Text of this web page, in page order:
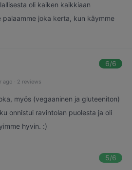
oli kaiken kaikkiaan
palaamme joka kerta, kun käymme
6/6
ago · 2 reviews
myös (vegaaninen ja gluteeniton)
onnistui ravintolan puolesta ja oli
hyvin. :)
5/6